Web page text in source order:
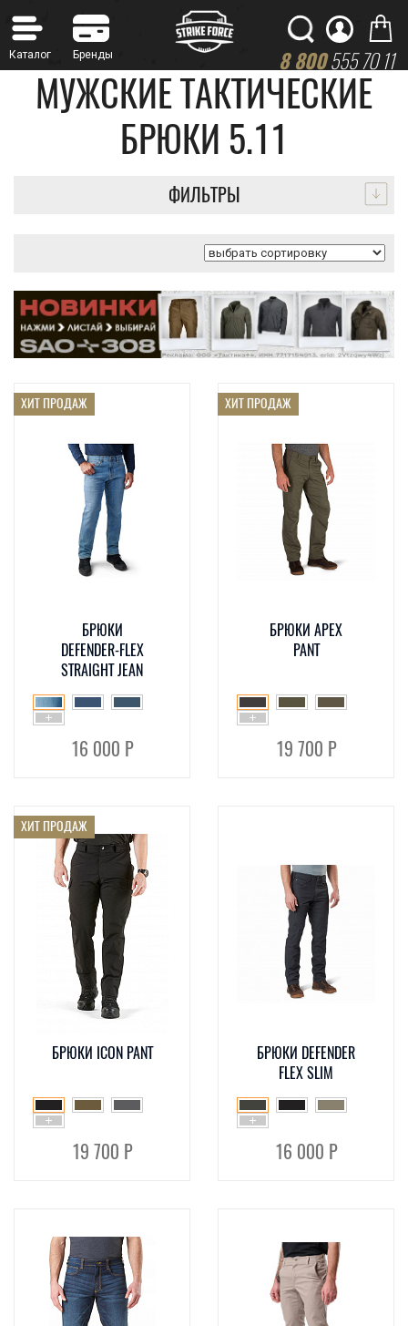
8 800555 70 11
МУЖСКИЕ ТАКТИЧЕСКИЕ
БРЮКИ 5.11
ФИЛЬТРЫ
БРЮКИ
DEFENDER-FLEX
STRAIGHT JEAN
ХИТ ПРОДАЖ
16 000 Р
БРЮКИ APEX
PANT
ХИТ ПРОДАЖ
19 700 Р
БРЮКИ ICON PANT
ХИТ ПРОДАЖ
19 700 Р
БРЮКИ DEFENDER
FLEX SLIM
16 000 Р